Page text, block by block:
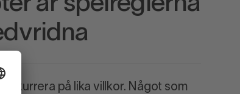
på lika villkor. Något som